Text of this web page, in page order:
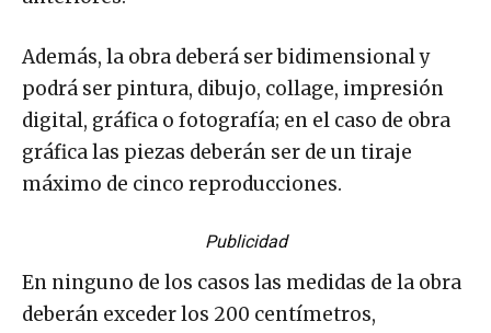
Además, la obra deberá ser bidimensional y
podrá ser pintura, dibujo, collage, impresión
digital, gráfica o fotografía; en el caso de obra
gráfica las piezas deberán ser de un tiraje
máximo de cinco reproducciones.
Publicidad
En ninguno de los casos las medidas de la obra
deberán exceder los 200 centímetros,